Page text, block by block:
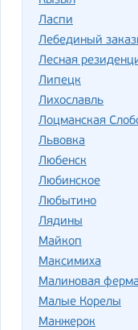
Ласпи
Лебединый
Лесная
Липецк
Лихославль
Лоцманская
Львовка
Любенск
Любинское
Любытино
Лядины
Майкоп
Максимиха
Малиновая ферма
Малые Корелы
Манжерок